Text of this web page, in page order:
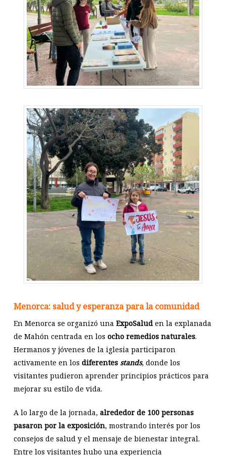
Menorca: salud y esperanza para la comunidad
En Menorca se organizó una ExpoSaluden la explanada
de Mahón centrada en los ocho remedios naturales.
Hermanos y jóvenes de la iglesia participaron
activamente en los diferentes stands, donde los
visitantes pudieron aprender principios prácticos para
mejorar su estilo de vida.
A lo largo de la jornada, alrededor de 100 personas
pasaron por la exposición, mostrando interés por los
consejos de salud y el mensaje de bienestar integral.
Entre los visitantes hubo una experiencia